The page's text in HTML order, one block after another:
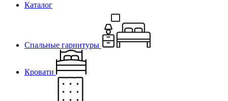
Каталог
Спальные гарнитуры
Кровати